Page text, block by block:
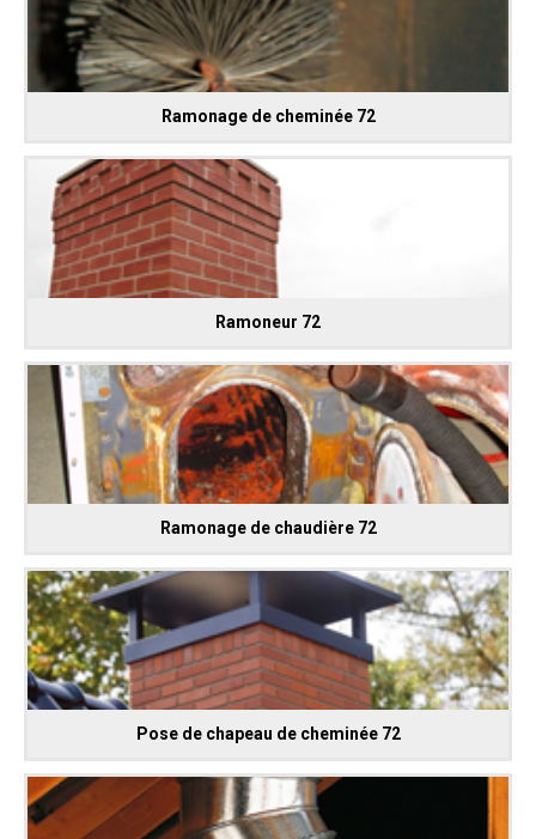
Ramonage de cheminée 72
Ramoneur 72
Ramonage de chaudière 72
Pose de chapeau de cheminée 72